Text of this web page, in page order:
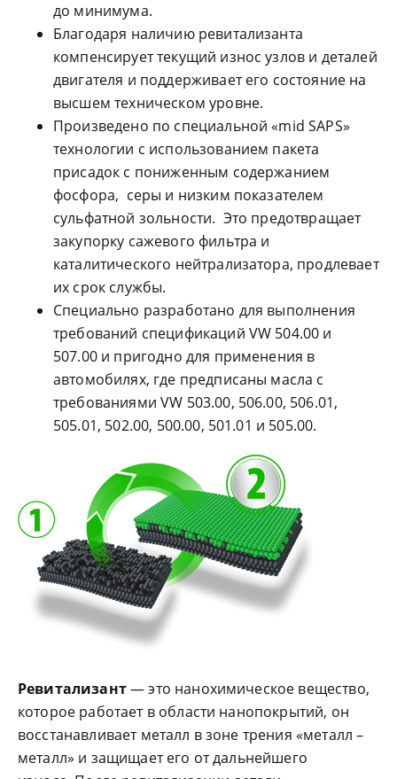
до минимума.
Благодаря наличию ревитализанта
компенсирует текущий износ узлов и деталей
двигателя и поддерживает его состояние на
высшем техническом уровне.
Произведено по специальной «mid SAPS»
технологии с использованием пакета
присадок с пониженным содержанием
фосфора, серы и низким показателем
сульфатной зольности. Это предотвращает
закупорку сажевого фильтра и
каталитического нейтрализатора, продлевает
их срок службы.
Специально разработано для выполнения
требований спецификаций VW 504.00 и
507.00 и пригодно для применения в
автомобилях, где предписаны масла с
требованиями VW 503.00, 506.00, 506.01,
505.01, 502.00, 500.00, 501.01 и 505.00.
Ревитализант— это нанохимическое вещество,
которое работает в области нанопокрытий, он
восстанавливает металл в зоне трения «металл –
металл» и защищает его от дальнейшего